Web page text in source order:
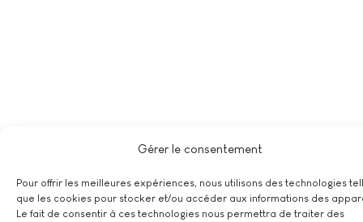
Gérer le consentement
Pour offrir les meilleures expériences, nous utilisons des technologies
que les cookies pour stocker et/ou accéder aux informations des
Le fait de consentir à ces technologies nous permettra de traiter des